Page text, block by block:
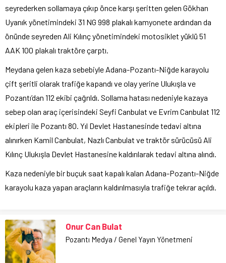
seyrederken sollamaya çıkıp önce karşı şeritten gelen Gökhan
Uyanık yönetimindeki 31 NG 998 plakalı kamyonete ardından da
önünde seyreden Ali Kılınç yönetimindeki motosiklet yüklü 51
AAK 100 plakalı traktöre çarptı.
Meydana gelen kaza sebebiyle Adana-Pozantı-Niğde karayolu
çift şeritli olarak trafiğe kapandı ve olay yerine Ulukışla ve
Pozantı’dan 112 ekibi çağrıldı. Sollama hatası nedeniyle kazaya
sebep olan araç içerisindeki Seyfi Canbulat ve Evrim Canbulat 112
ekipleri ile Pozantı 80. Yıl Devlet Hastanesinde tedavi altına
alınırken Kamil Canbulat, Nazlı Canbulat ve traktör sürücüsü Ali
Kılınç Ulukışla Devlet Hastanesine kaldırılarak tedavi altına alındı.
Kaza nedeniyle bir buçuk saat kapalı kalan Adana-Pozantı-Niğde
karayolu kaza yapan araçların kaldırılmasıyla trafiğe tekrar açıldı.
Onur Can Bulat
Pozantı Medya / Genel Yayın Yönetmeni